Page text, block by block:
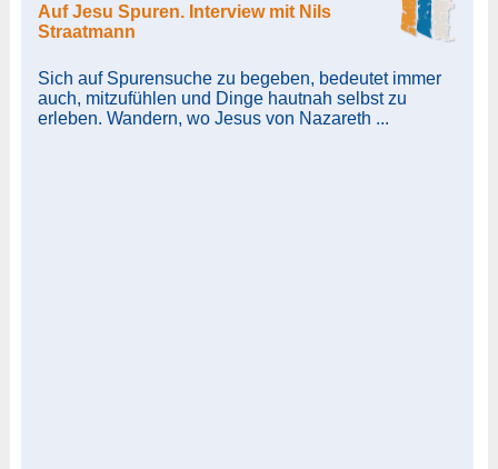
Auf Jesu Spuren. Interview mit Nils
Straatmann
Sich auf Spurensuche zu begeben, bedeutet immer
auch, mitzufühlen und Dinge hautnah selbst zu
erleben. Wandern, wo Jesus von Nazareth ...